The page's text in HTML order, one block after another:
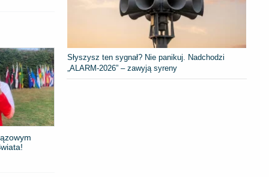
Słyszysz ten sygnał? Nie panikuj. Nadchodzi
„ALARM-2026” – zawyją syreny